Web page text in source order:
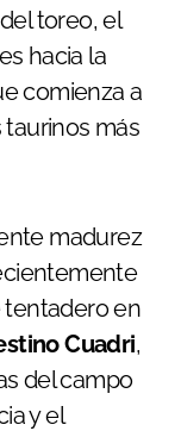
toreo, el
hacia la
comienza a
más
madurez
tentadero en
Cuadri,
del campo
y el